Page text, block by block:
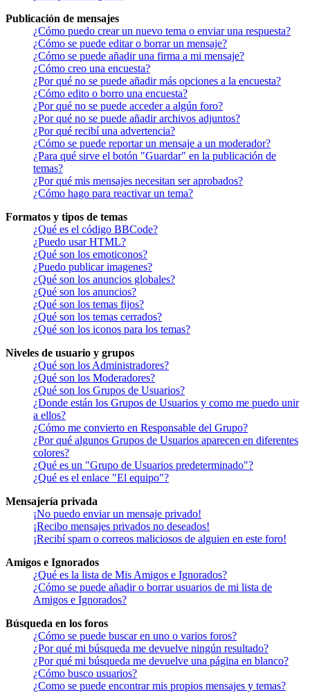
Publicación de mensajes
¿Cómo puedo crear un nuevo tema o enviar una respuesta?
¿Cómo se puede editar o borrar un mensaje?
¿Cómo se puede añadir una firma a mi mensaje?
¿Cómo creo una encuesta?
¿Por qué no se puede añadir más opciones a la encuesta?
¿Cómo edito o borro una encuesta?
¿Por qué no se puede acceder a algún foro?
¿Por qué no se puede añadir archivos adjuntos?
¿Por qué recibí una advertencia?
¿Cómo se puede reportar un mensaje a un moderador?
¿Para qué sirve el botón "Guardar" en la publicación de
temas?
¿Por qué mis mensajes necesitan ser aprobados?
¿Cómo hago para reactivar un tema?
Formatos y tipos de temas
¿Qué es el código BBCode?
¿Puedo usar HTML?
¿Qué son los emoticonos?
¿Puedo publicar imagenes?
¿Qué son los anuncios globales?
¿Qué son los anuncios?
¿Qué son los temas fijos?
¿Qué son los temas cerrados?
¿Qué son los iconos para los temas?
Niveles de usuario y grupos
¿Qué son los Administradores?
¿Qué son los Moderadores?
¿Qué son los Grupos de Usuarios?
¿Donde están los Grupos de Usuarios y como me puedo unir
a ellos?
¿Cómo me convierto en Responsable del Grupo?
¿Por qué algunos Grupos de Usuarios aparecen en diferentes
colores?
¿Qué es un "Grupo de Usuarios predeterminado"?
¿Qué es el enlace "El equipo"?
Mensajería privada
¡No puedo enviar un mensaje privado!
¡Recibo mensajes privados no deseados!
¡Recibí spam o correos maliciosos de alguien en este foro!
Amigos e Ignorados
¿Qué es la lista de Mis Amigos e Ignorados?
¿Cómo se puede añadir o borrar usuarios de mi lista de
Amigos e Ignorados?
Búsqueda en los foros
¿Cómo se puede buscar en uno o varios foros?
¿Por qué mi búsqueda me devuelve ningún resultado?
¿Por qué mi búsqueda me devuelve una página en blanco?
¿Cómo busco usuarios?
¿Como se puede encontrar mis propios mensajes y temas?